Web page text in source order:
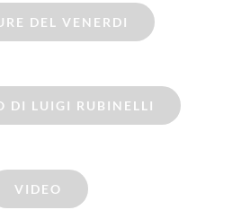
DEL VENERDI
DI LUIGI RUBINELLI
VIDEO